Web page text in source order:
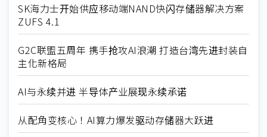
SK海力士开始供应移动端NAND快闪存储器解决方案
ZUFS 4.1
G2C联盟五周年 携手抢攻AI浪潮 打造台湾先进封装自
主化新格局
AI与永续并进 半导体产业展现永续承诺
从配角变核心！AI算力爆发驱动存储器大跃进